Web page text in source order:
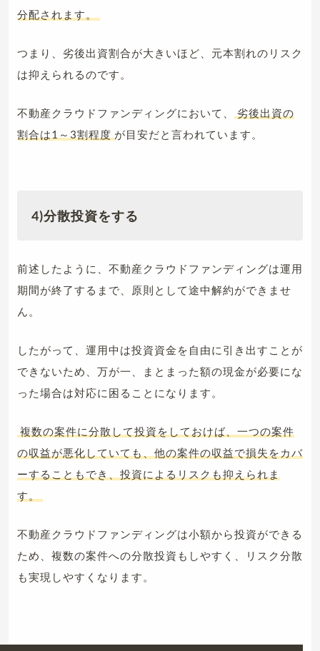
分配されます。
つまり、劣後出資割合が大きいほど、元本割れのリスク
は抑えられるのです。
不動産クラウドファンディングにおいて、
劣後出資の
割合は1～3割程度 が目安だと言われています。
4)分散投資をする
前述したように、不動産クラウドファンディングは運用
期間が終了するまで、原則として途中解約ができませ
ん。
したがって、運用中は投資資金を自由に引き出すことが
できないため、万が一、まとまった額の現金が必要にな
った場合は対応に困ることになります。
複数の案件に分散して投資をしておけば、一つの案件
の収益が悪化していても、他の案件の収益で損失をカバ
ーすることもでき、投資によるリスクも抑えられま
す。
不動産クラウドファンディングは小額から投資ができる
ため、複数の案件への分散投資もしやすく、リスク分散
も実現しやすくなります。